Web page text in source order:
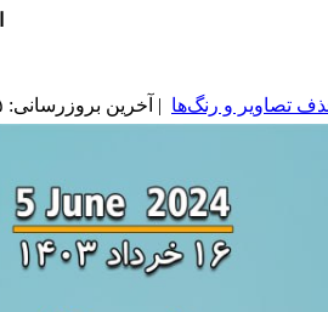
تصاویر و رنگ‌ها | آخرین بروزرسانی: ۱۴۰۴/۱۱/۲۵ |